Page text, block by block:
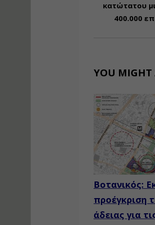
κατώτατου
400.000
YOU MIGHT
Βοτανικός:
προέγκριση
άδειας για